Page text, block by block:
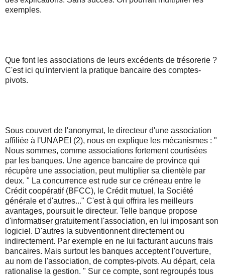
exemples.
Que font les associations de leurs excédents de trésorerie ?
C'est ici qu'intervient la pratique bancaire des comptes-
pivots.
Sous couvert de l'anonymat, le directeur d'une association
affiliée à l'UNAPEI (2), nous en explique les mécanismes : "
Nous sommes, comme associations fortement courtisées
par les banques. Une agence bancaire de province qui
récupère une association, peut multiplier sa clientèle par
deux. " La concurrence est rude sur ce créneau entre le
Crédit coopératif (BFCC), le Crédit mutuel, la Société
générale et d'autres..." C'est à qui offrira les meilleurs
avantages, poursuit le directeur. Telle banque propose
d'informatiser gratuitement l'association, en lui imposant son
logiciel. D'autres la subventionnent directement ou
indirectement. Par exemple en ne lui facturant aucuns frais
bancaires. Mais surtout les banques acceptent l'ouverture,
au nom de l'association, de comptes-pivots. Au départ, cela
rationalise la gestion. " Sur ce compte, sont regroupés tous